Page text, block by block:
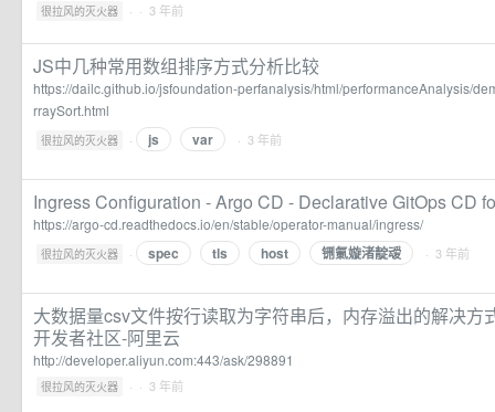
很拉风的灭火器 · · 3 年前
JS中几种常用数组排序方式分析比较
https://dailc.github.io/jsfoundation-perfanalysis/html/performanceAnalysis/
rraySort.html
很拉风的灭火器 · js var · 3 年前
Ingress Configuration - Argo CD - Declarative GitOps CD
https://argo-cd.readthedocs.io/en/stable/operator-manual/ingress/
很拉风的灭火器 · spec tls host 铏氭嫙渚靛叆 · 3 年前
大数据量csv文件按行读取为字符串后，内存溢出的解决方
开发者社区-阿里云
http://developer.aliyun.com:443/ask/298891
很拉风的灭火器 · · 3 年前